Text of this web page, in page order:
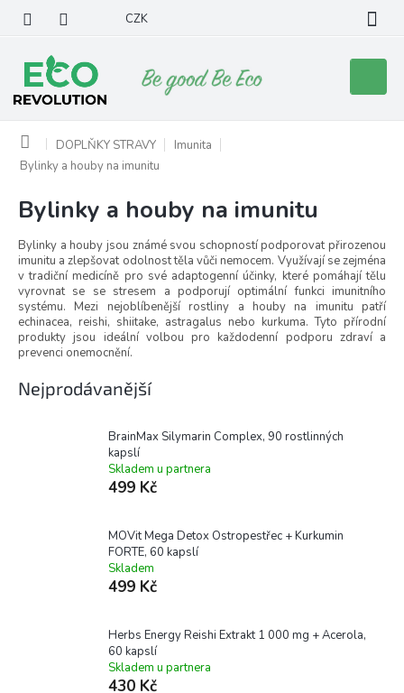
obsah
CZK
košík
Domů DOPLŇKY STRAVY
Imunita
Bylinky a houby na imunitu
Bylinky a houby na imunitu
Bylinky a houby jsou známé svou schopností podporovat přirozenou
imunitu a zlepšovat odolnost těla vůči nemocem. Využívají se zejména
v tradiční medicíně pro své adaptogenní účinky, které pomáhají tělu
vyrovnat se se stresem a podporují optimální funkci imunitního
systému. Mezi nejoblíbenější rostliny a houby na imunitu patří
echinacea, reishi, shiitake, astragalus nebo kurkuma. Tyto přírodní
produkty jsou ideální volbou pro každodenní podporu zdraví a
prevenci onemocnění.
Nejprodávanější
BrainMax Silymarin Complex, 90 rostlinných
kapslí
Skladem u partnera
499 Kč
MOVit Mega Detox Ostropestřec + Kurkumin
FORTE, 60 kapslí
Skladem
499 Kč
Herbs Energy Reishi Extrakt 1 000 mg + Acerola,
60 kapslí
Skladem u partnera
430 Kč